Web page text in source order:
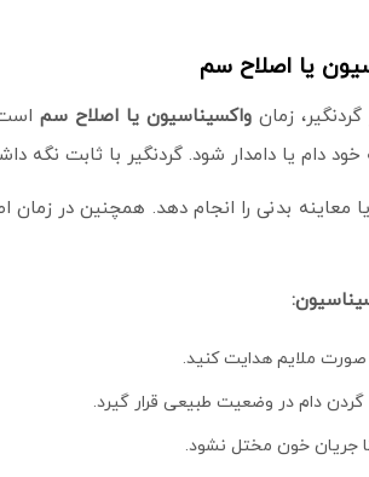
یا اصلاح سم
زمانواکسیناسیون یا اصلاح سماست.
یا دامدار شود. گردنگیر با ثابت نگه
یا معاینه بدنی را انجام دهد. همچنین در
:
صورت ملایم هدایت کنید.
گردن دام در وضعیت طبیعی قرار گیرد.
جریان خون مختل نشود.